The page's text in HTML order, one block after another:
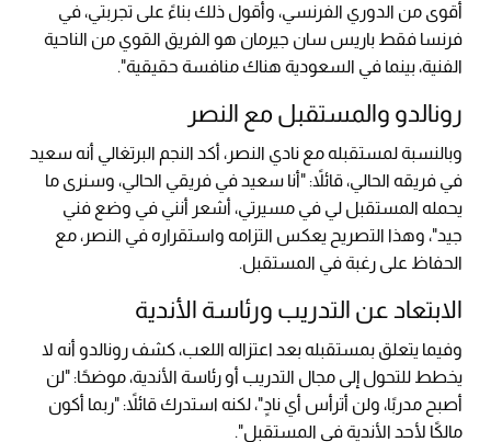
أقوى من الدوري الفرنسي، وأقول ذلك بناءً على تجربتي، في
فرنسا فقط باريس سان جيرمان هو الفريق القوي من الناحية
الفنية، بينما في السعودية هناك منافسة حقيقية".
رونالدو والمستقبل مع النصر
وبالنسبة لمستقبله مع نادي النصر، أكد النجم البرتغالي أنه سعيد
في فريقه الحالي، قائلاً: "أنا سعيد في فريقي الحالي، وسنرى ما
يحمله المستقبل لي في مسيرتي، أشعر أنني في وضع فني
جيد"، وهذا التصريح يعكس التزامه واستقراره في النصر، مع
الحفاظ على رغبة في المستقبل.
الابتعاد عن التدريب ورئاسة الأندية
وفيما يتعلق بمستقبله بعد اعتزاله اللعب، كشف رونالدو أنه لا
يخطط للتحول إلى مجال التدريب أو رئاسة الأندية، موضحًا: "لن
أصبح مدربًا، ولن أترأس أي نادٍ"، لكنه استدرك قائلاً: "ربما أكون
مالكًا لأحد الأندية في المستقبل".